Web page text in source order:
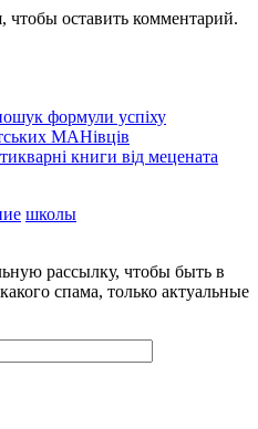
чтобы оставить комментарий.
пошук формули успіху
МАНівців
книги від мецената
школы
рассылку, чтобы быть в
спама, только актуальные